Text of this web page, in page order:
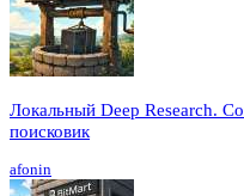
Локальный Deep Research.
поисковик
afonin